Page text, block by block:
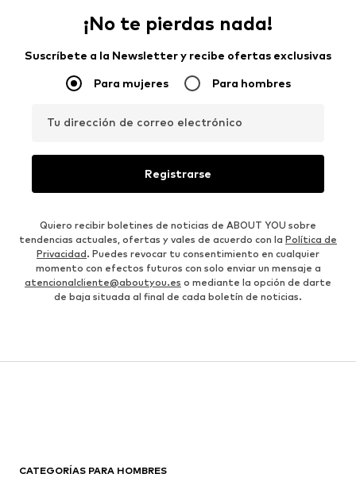
¡No te pierdas nada!
Suscríbete a la Newsletter y recibe ofertas exclusivas
Para mujeres Para hombres
Tu dirección de correo electrónico
Registrarse
Quiero recibir boletines de noticias de ABOUT YOU sobre
tendencias actuales, ofertas y vales de acuerdo con la Política de
Privacidad. Puedes revocar tu consentimiento en cualquier
momento con efectos futuros con solo enviar un mensaje a
atencionalcliente@aboutyou.es o mediante la opción de darte
de baja situada al final de cada boletín de noticias.
CATEGORÍAS PARA HOMBRES